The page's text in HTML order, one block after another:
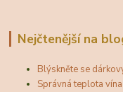
Nejčtenější na
Blýskněte se
Správná teplota